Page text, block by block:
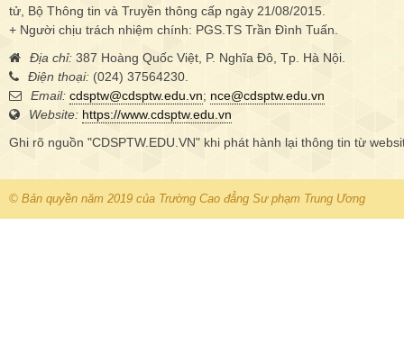
tử, Bộ Thông tin và Truyền thông cấp ngày 21/08/2015.
+ Người chịu trách nhiệm chính: PGS.TS Trần Đình Tuấn.
Địa chỉ: 387 Hoàng Quốc Việt, P. Nghĩa Đô, Tp. Hà Nội.
Điện thoại: (024) 37564230.
Email: cdsptw@cdsptw.edu.vn; nce@cdsptw.edu.vn
Website: https://www.cdsptw.edu.vn
Ghi rõ nguồn "CDSPTW.EDU.VN" khi phát hành lại thông tin từ
© Bản quyền năm 2019 của Trường Cao đẳng Sư phạm Trung Ương